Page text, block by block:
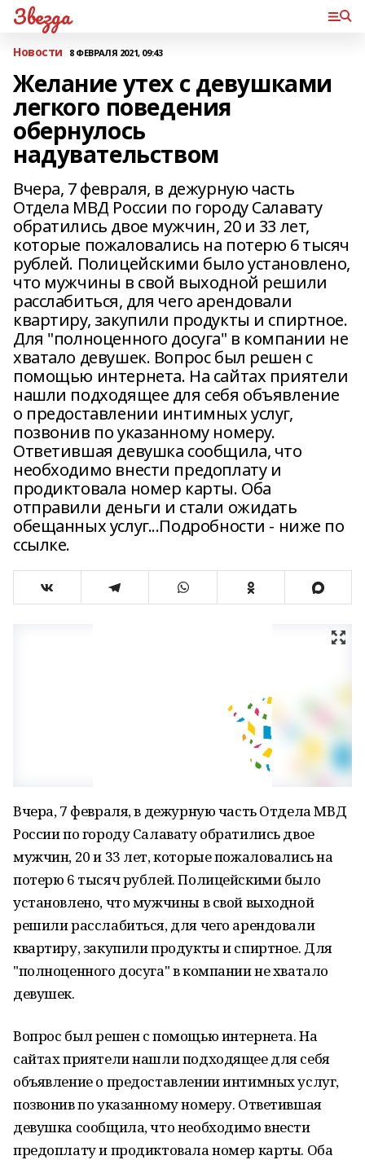
Звезда
Новости 8 ФЕВРАЛЯ 2021, 09:43
Желание утех с девушками
легкого поведения
обернулось
надувательством
Вчера, 7 февраля, в дежурную часть
Отдела МВД России по городу Салавату
обратились двое мужчин, 20 и 33 лет,
которые пожаловались на потерю 6 тысяч
рублей. Полицейскими было установлено,
что мужчины в свой выходной решили
расслабиться, для чего арендовали
квартиру, закупили продукты и спиртное.
Для "полноценного досуга" в компании не
хватало девушек. Вопрос был решен с
помощью интернета. На сайтах приятели
нашли подходящее для себя объявление
о предоставлении интимных услуг,
позвонив по указанному номеру.
Ответившая девушка сообщила, что
необходимо внести предоплату и
продиктовала номер карты. Оба
отправили деньги и стали ожидать
обещанных услуг...Подробности - ниже по
ссылке.
Вчера, 7 февраля, в дежурную часть Отдела МВД
России по городу Салавату обратились двое
мужчин, 20 и 33 лет, которые пожаловались на
потерю 6 тысяч рублей. Полицейскими было
установлено, что мужчины в свой выходной
решили расслабиться, для чего арендовали
квартиру, закупили продукты и спиртное. Для
"полноценного досуга" в компании не хватало
девушек.
Вопрос был решен с помощью интернета. На
сайтах приятели нашли подходящее для себя
объявление о предоставлении интимных услуг,
позвонив по указанному номеру. Ответившая
девушка сообщила, что необходимо внести
предоплату и продиктовала номер карты. Оба